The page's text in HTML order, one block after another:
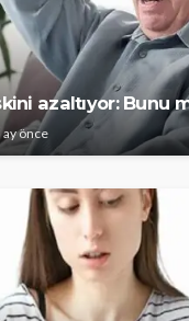
azaltıyor: Bunu
ay önce